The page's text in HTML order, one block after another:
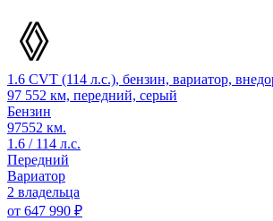
1.6 CVT (114 л.с.), бензин, вариатор,
97 552 км, передний, серый
Бензин
97552 км.
1.6 / 114 л.с.
Передний
Вариатор
2 владельца
от 647 990 ₽